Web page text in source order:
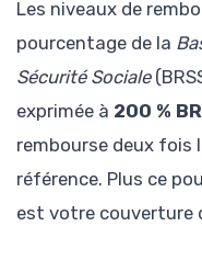
Les niveaux de
pourcentage de la
Sécurité Sociale
exprimée à 200 %
rembourse deux fois
référence. Plus ce
est votre couverture